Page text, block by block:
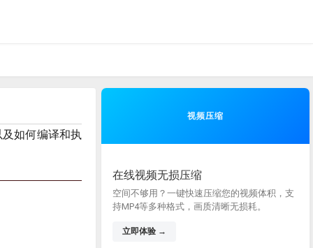
如何编译和执
视频压缩
在线视频无损压缩
空间不够用？一键快速压缩您的视频体积，支
持MP4等多种格式，画质清晰无损耗。
立即体验 →